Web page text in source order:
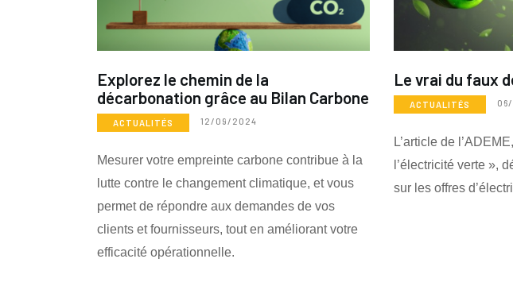
Explorez le chemin de la
décarbonation grâce au Bilan Carbone
ACTUALITÉS 12/09/2024
Mesurer votre empreinte carbone contribue à la
lutte contre le changement climatique, et vous
permet de répondre aux demandes de vos
clients et fournisseurs, tout en améliorant votre
efficacité opérationnelle.
Le vrai du faux
ACTUALITÉS
L’article de
l’électricité verte »,
sur les offres